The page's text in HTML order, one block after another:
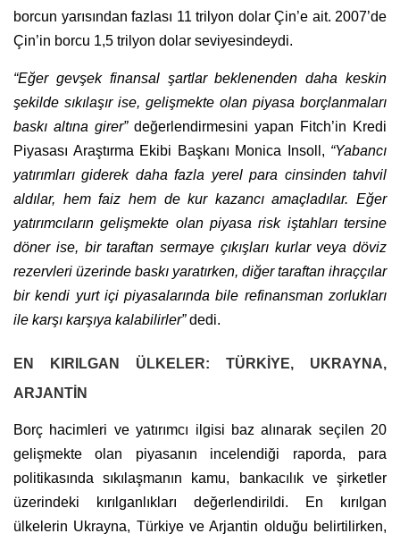
borcun yarısından fazlası 11 trilyon dolar Çin’e ait. 2007’de
Çin’in borcu 1,5 trilyon dolar seviyesindeydi.
“Eğer gevşek finansal şartlar beklenenden daha keskin
şekilde sıkılaşır ise, gelişmekte olan piyasa borçlanmaları
baskı altına girer” değerlendirmesini yapan Fitch’in Kredi
Piyasası Araştırma Ekibi Başkanı Monica Insoll, “Yabancı
yatırımları giderek daha fazla yerel para cinsinden tahvil
aldılar, hem faiz hem de kur kazancı amaçladılar. Eğer
yatırımcıların gelişmekte olan piyasa risk iştahları tersine
döner ise, bir taraftan sermaye çıkışları kurlar veya döviz
rezervleri üzerinde baskı yaratırken, diğer taraftan ihraççılar
bir kendi yurt içi piyasalarında bile refinansman zorlukları
ile karşı karşıya kalabilirler”dedi.
EN KIRILGAN ÜLKELER: TÜRKİYE, UKRAYNA,
ARJANTİN
Borç hacimleri ve yatırımcı ilgisi baz alınarak seçilen 20
gelişmekte olan piyasanın incelendiği raporda, para
politikasında sıkılaşmanın kamu, bankacılık ve şirketler
üzerindeki kırılganlıkları değerlendirildi. En kırılgan
ülkelerin Ukrayna, Türkiye ve Arjantin olduğu belirtilirken,